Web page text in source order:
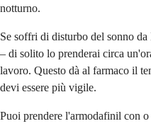
notturno.
Se soffri di disturbo del sonno
– di solito lo prenderai circa
lavoro. Questo dà al farmaco il
devi essere più vigile.
Puoi prendere l'armodafinil con o